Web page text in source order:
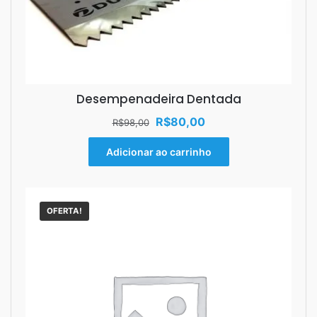
Desempenadeira Dentada
R$98,00
O
preço
original
era:
R$80,00O
preço
atual
é:
Adicionar ao carrinho
OFERTA!